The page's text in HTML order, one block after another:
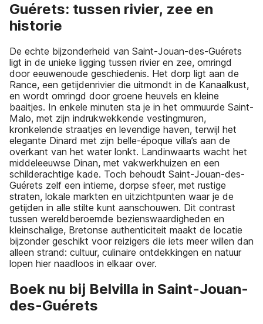
Guérets: tussen rivier, zee en
historie
De echte bijzonderheid van Saint-Jouan-des-Guérets
ligt in de unieke ligging tussen rivier en zee, omringd
door eeuwenoude geschiedenis. Het dorp ligt aan de
Rance, een getijdenrivier die uitmondt in de Kanaalkust,
en wordt omringd door groene heuvels en kleine
baaitjes. In enkele minuten sta je in het ommuurde Saint-
Malo, met zijn indrukwekkende vestingmuren,
kronkelende straatjes en levendige haven, terwijl het
elegante Dinard met zijn belle-époque villa’s aan de
overkant van het water lonkt. Landinwaarts wacht het
middeleeuwse Dinan, met vakwerkhuizen en een
schilderachtige kade. Toch behoudt Saint-Jouan-des-
Guérets zelf een intieme, dorpse sfeer, met rustige
straten, lokale markten en uitzichtpunten waar je de
getijden in alle stilte kunt aanschouwen. Dit contrast
tussen wereldberoemde bezienswaardigheden en
kleinschalige, Bretonse authenticiteit maakt de locatie
bijzonder geschikt voor reizigers die iets meer willen dan
alleen strand: cultuur, culinaire ontdekkingen en natuur
lopen hier naadloos in elkaar over.
Boek nu bij Belvilla in Saint-Jouan-
des-Guérets